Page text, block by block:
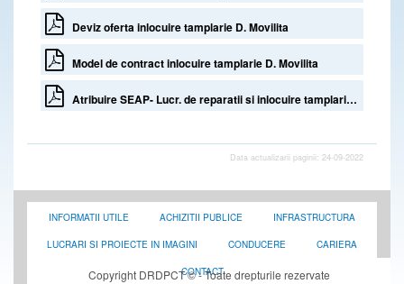
Deviz oferta inlocuire tamplarie D. Movilita
Model de contract inlocuire tamplarie D. Movilita
Atribuire SEAP- Lucr. de reparatii si inlocuire tamplarie D. Movilita
Data actualizarii paginii: 24-09-2022
INFORMATII UTILE ACHIZITII PUBLICE INFRASTRUCTURA
LUCRARI SI PROIECTE IN IMAGINI CONDUCERE CARIERA
CONTACT
Copyright DRDPCT © - Toate drepturile rezervate